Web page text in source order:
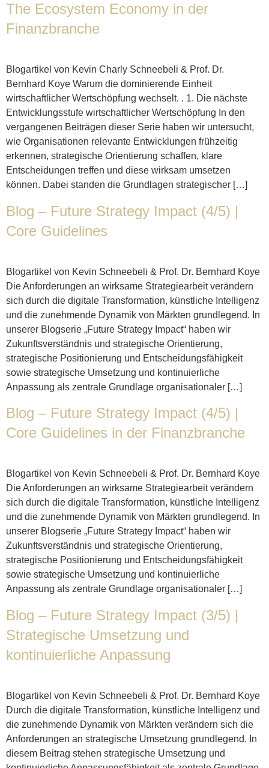
The Ecosystem Economy in der
Finanzbranche
Blogartikel von Kevin Charly Schneebeli & Prof. Dr.
Bernhard Koye Warum die dominierende Einheit
wirtschaftlicher Wertschöpfung wechselt. . 1. Die nächste
Entwicklungsstufe wirtschaftlicher Wertschöpfung In den
vergangenen Beiträgen dieser Serie haben wir untersucht,
wie Organisationen relevante Entwicklungen frühzeitig
erkennen, strategische Orientierung schaffen, klare
Entscheidungen treffen und diese wirksam umsetzen
können. Dabei standen die Grundlagen strategischer […]
Blog – Future Strategy Impact (4/5) |
Core Guidelines
Blogartikel von Kevin Schneebeli & Prof. Dr. Bernhard Koye
Die Anforderungen an wirksame Strategiearbeit verändern
sich durch die digitale Transformation, künstliche Intelligenz
und die zunehmende Dynamik von Märkten grundlegend. In
unserer Blogserie „Future Strategy Impact“ haben wir
Zukunftsverständnis und strategische Orientierung,
strategische Positionierung und Entscheidungsfähigkeit
sowie strategische Umsetzung und kontinuierliche
Anpassung als zentrale Grundlage organisationaler […]
Blog – Future Strategy Impact (4/5) |
Core Guidelines in der Finanzbranche
Blogartikel von Kevin Schneebeli & Prof. Dr. Bernhard Koye
Die Anforderungen an wirksame Strategiearbeit verändern
sich durch die digitale Transformation, künstliche Intelligenz
und die zunehmende Dynamik von Märkten grundlegend. In
unserer Blogserie „Future Strategy Impact“ haben wir
Zukunftsverständnis und strategische Orientierung,
strategische Positionierung und Entscheidungsfähigkeit
sowie strategische Umsetzung und kontinuierliche
Anpassung als zentrale Grundlage organisationaler […]
Blog – Future Strategy Impact (3/5) |
Strategische Umsetzung und
kontinuierliche Anpassung
Blogartikel von Kevin Schneebeli & Prof. Dr. Bernhard Koye
Durch die digitale Transformation, künstliche Intelligenz und
die zunehmende Dynamik von Märkten verändern sich die
Anforderungen an strategische Umsetzung grundlegend. In
diesem Beitrag stehen strategische Umsetzung und